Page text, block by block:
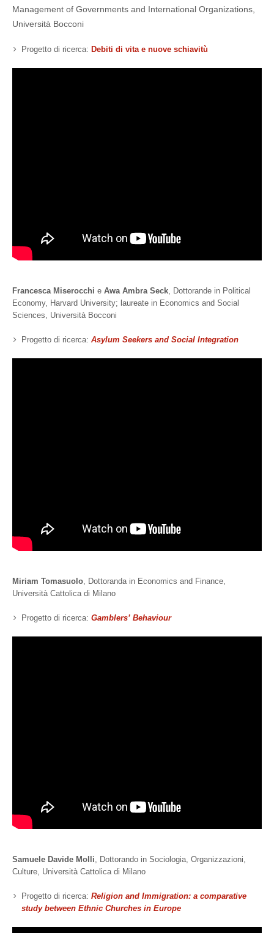
Management of Governments and International Organizations,
Università Bocconi
Progetto di ricerca:Debiti di vita e nuove schiavitù
Francesca Miserocchi eAwa Ambra Seck , Dottorande in Political
Economy, Harvard University; laureate in Economics and Social
Sciences, Università Bocconi
Progetto di ricerca:Asylum Seekers and Social Integration
Miriam Tomasuolo , Dottoranda in Economics and Finance,
Università Cattolica di Milano
Progetto di ricerca:Gamblers’ Behaviour
Samuele Davide Molli , Dottorando in Sociologia, Organizzazioni,
Culture, Università Cattolica di Milano
Progetto di ricerca:Religion and Immigration: a comparative
study between Ethnic Churches in Europe